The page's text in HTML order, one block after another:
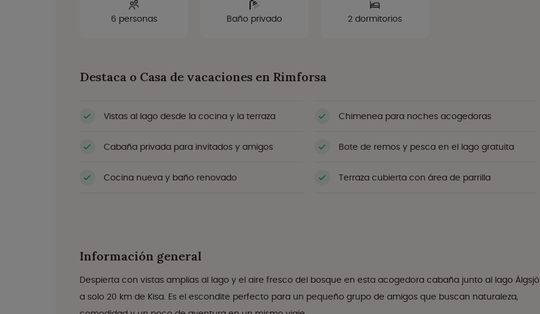
6 personas Baño privado 2 dormitorios
Destaca o Casa de vacaciones en Rimforsa
Vistas al lago desde la cocina y la terraza Chimenea para noches acogedoras
Cabaña privada para invitados y amigos Bote de remos y pesca en el lago gratuita
Cocina nueva y baño renovado Terraza cubierta con área de parrilla
Información general
Despierta con vistas amplias al lago y el aire fresco del bosque en esta acogedora cabaña junto al lago
a solo 20 km de Kisa. Es el escondite perfecto para un pequeño grupo de amigos que buscan naturaleza,